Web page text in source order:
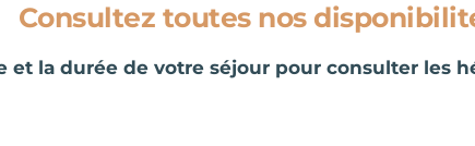
Consultez toutes nos
et la durée de votre séjour pour consulter les